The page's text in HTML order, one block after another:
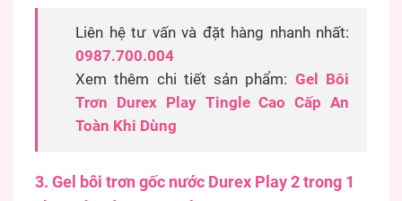
Liên hệ tư vấn và đặt hàng nhanh nhất:
0987.700.004
Xem thêm chi tiết sản phẩm: Gel Bôi
Trơn Durex Play Tingle Cao Cấp An
Toàn Khi Dùng
3. Gel bôi trơn gốc nước Durex Play 2 trong 1